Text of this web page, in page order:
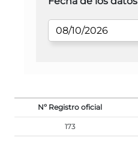
Nº Registro oficial
173